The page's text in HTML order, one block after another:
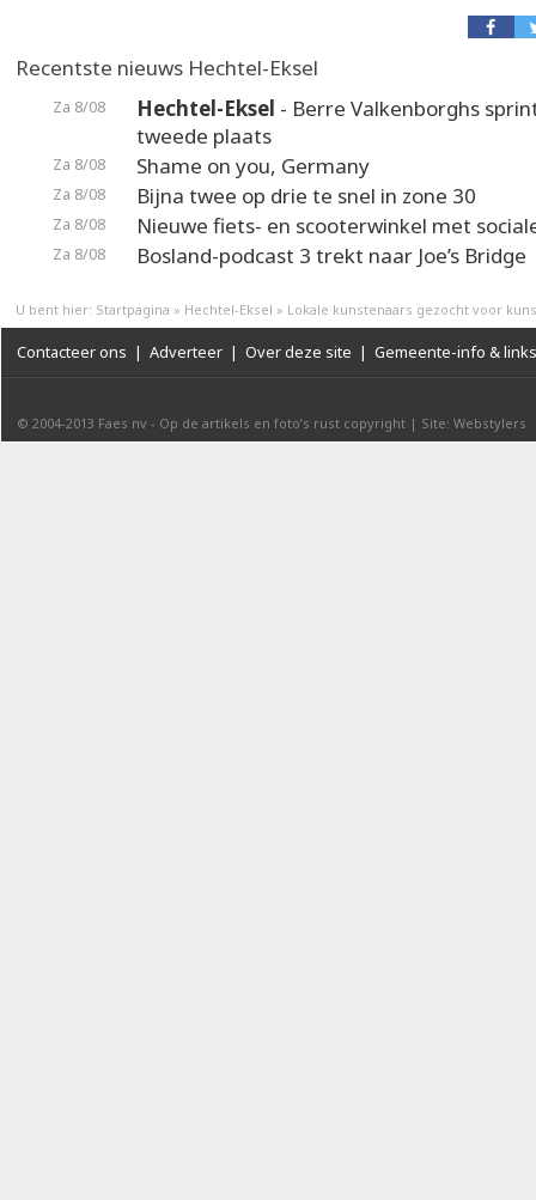
Recentste nieuws Hechtel-Eksel
Za 8/08 Hechtel-Eksel - Berre Valkenborghs
tweede plaats
Za 8/08 Shame on you, Germany
Za 8/08 Bijna twee op drie te snel in zone 30
Za 8/08 Nieuwe fiets- en scooterwinkel met
Za 8/08 Bosland-podcast 3 trekt naar Joe’s Bridge
U bent hier: Startpagina » Hechtel-Eksel » Lokale kunstenaars gezocht voor
Contacteer ons | Adverteer | Over deze site | Gemeente-info & links
© 2004-2013 Faes nv - Op de artikels en foto’s rust copyright | Site: Webstylers